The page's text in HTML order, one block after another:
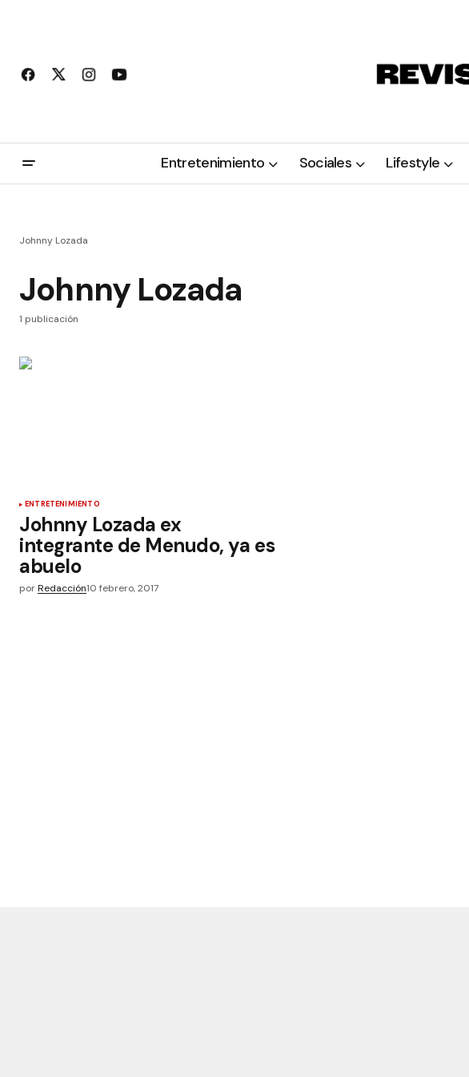
Entretenimiento Sociales Lifestyle
Johnny Lozada
Johnny Lozada
1 publicación
ENTRETENIMIENTO
Johnny Lozada ex
integrante de Menudo, ya es
abuelo
porRedacción10 febrero, 2017